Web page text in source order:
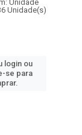
Unidade
Unidade(s)
login ou
se para